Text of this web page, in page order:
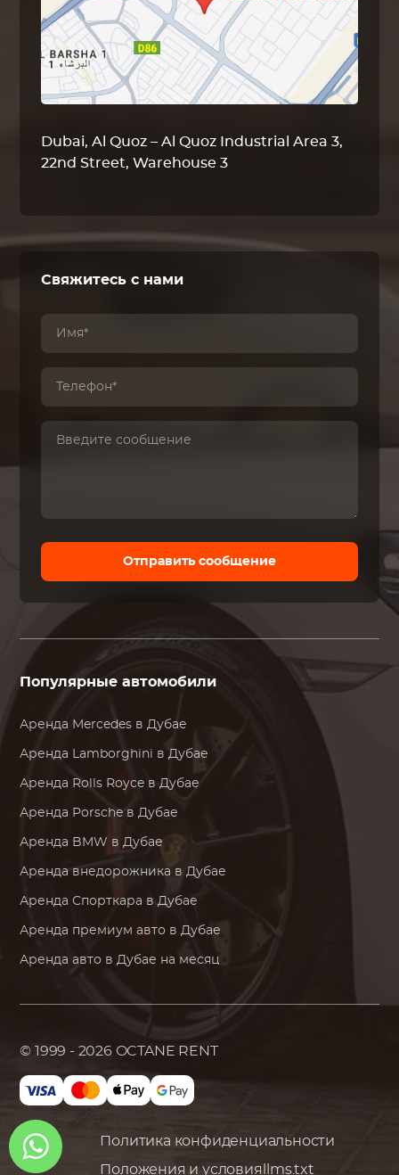
Dubai, Al Quoz – Al Quoz Industrial Area 3,
22nd Street, Warehouse 3
Свяжитесь с нами
Отправить сообщение
Популярные автомобили
Аренда Mercedes в Дубае
Аренда Lamborghini в Дубае
Аренда Rolls Royce в Дубае
Аренда Porsche в Дубае
Аренда BMW в Дубае
Аренда внедорожника в Дубае
Аренда Спорткара в Дубае
Аренда премиум авто в Дубае
Аренда авто в Дубае на месяц
© 1999 - 2026 OCTANE RENT
Политика конфиденциальности
Положения и условия
llms.txt